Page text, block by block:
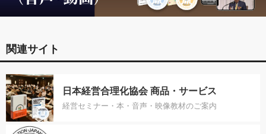
関連サイト
日本経営合理化協会 商品・サービス
経営セミナー・本・音声・映像教材のご案内